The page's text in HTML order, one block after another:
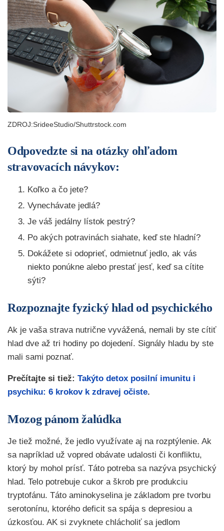
ZDROJ:SrideeStudio/Shuttrstock.com
Odpovedzte si na otázky ohľadom
stravovacích návykov:
Koľko a čo jete?
Vynechávate jedlá?
Je váš jedálny lístok pestrý?
Po akých potravinách siahate, keď ste hladní?
Dokážete si odoprieť, odmietnuť jedlo, ak vás
niekto ponúkne alebo prestať jesť, keď sa cítite
sýti?
Rozpoznajte fyzický hlad od psychického
Ak je vaša strava nutrične vyvážená, nemali by ste cítiť
hlad dve až tri hodiny po dojedení. Signály hladu by ste
mali sami poznať.
Prečítajte si tiež: Takýto detox posilní imunitu i
psychiku: 6 krokov k zdravej očiste.
Mozog pánom žalúdka
Je tiež možné, že jedlo využívate aj na rozptýlenie. Ak
sa napríklad už vopred obávate udalosti či konfliktu,
ktorý by mohol prísť. Táto potreba sa nazýva psychický
hlad. Telo potrebuje cukor a škrob pre produkciu
tryptofánu. Táto aminokyselina je základom pre tvorbu
serotonínu, ktorého deficit sa spája s depresiou a
úzkosťou. AK si zvyknete chlácholiť sa jedlom